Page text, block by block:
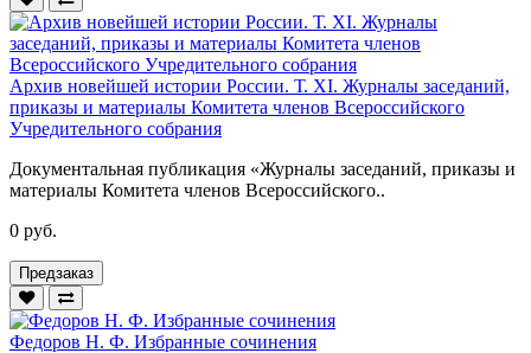
Архив новейшей истории России. Т. XI. Журналы заседаний,
приказы и материалы Комитета членов Всероссийского
Учредительного собрания
Документальная публикация «Журналы заседаний, приказы и
материалы Комитета членов Всероссийского..
0 руб.
Предзаказ
Федоров Н. Ф. Избранные сочинения